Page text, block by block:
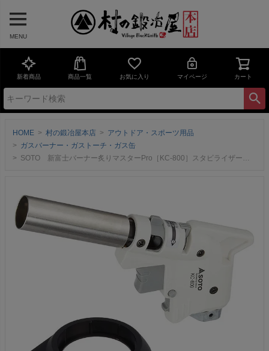
MENU
新着商品 商品一覧 お気に入り マイページ カート
HOME 村の鍛冶屋本店
アウトドア・スポーツ用品
ガスバーナー・ガストーチ・ガス缶
SOTO 新富士バーナー炙りマスターPro［KC-800］スタビライザー（安定台）付／片手で操作できるトリガー式【頑張って送料無料！】